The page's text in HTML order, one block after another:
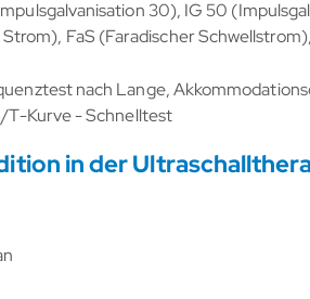
30), IG 50
FaS (Faradischer
nach Lange,
T-Kurve - Schnelltest
in der